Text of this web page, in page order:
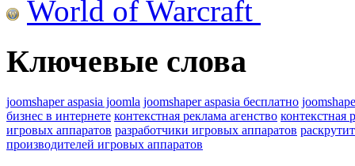
World of Warcraft
Ключевые слова
joomshaper aspasia joomla joomshaper aspasia бесплатно
бизнес в интернете контекстная реклама агенство контекстная
игровых аппаратов разработчики игровых аппаратов
производителей игровых аппаратов